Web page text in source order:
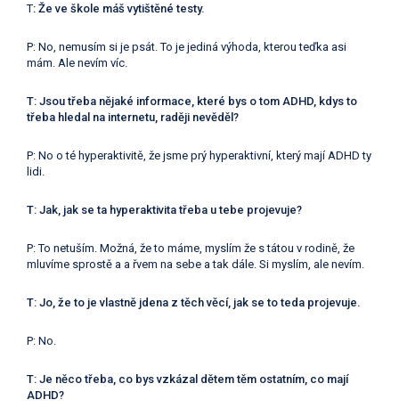
T: Že ve škole máš vytištěné testy.
P: No, nemusím si je psát. To je jediná výhoda, kterou teďka asi
mám. Ale nevím víc.
T: Jsou třeba nějaké informace, které bys o tom ADHD, kdys to
třeba hledal na internetu, raději nevěděl?
P: No o té hyperaktivitě, že jsme prý hyperaktivní, který mají ADHD ty
lidi.
T: Jak, jak se ta hyperaktivita třeba u tebe projevuje?
P: To netuším. Možná, že to máme, myslím že s tátou v rodině, že
mluvíme sprostě a a řvem na sebe a tak dále. Si myslím, ale nevím.
T: Jo, že to je vlastně jdena z těch věcí, jak se to teda projevuje.
P: No.
T: Je něco třeba, co bys vzkázal dětem těm ostatním, co mají
ADHD?